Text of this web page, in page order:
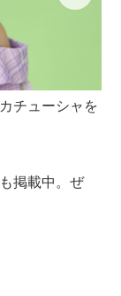
チューシャを
掲載中。ぜ